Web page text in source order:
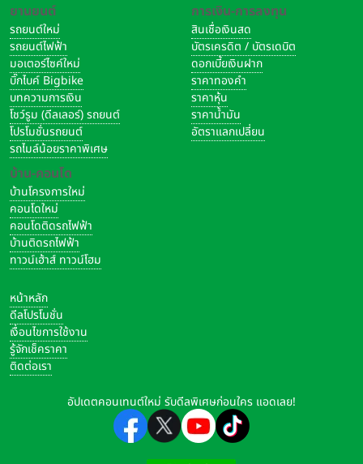
ยานยนต์
รถยนต์ใหม่
รถยนต์ไฟฟ้า
มอเตอร์ไซค์ใหม่
บิ๊กไบค์ Bigbike
บทความการเงิน
โชว์รูม (ดีลเลอร์) รถยนต์
โปรโมชั่นรถยนต์
รถไมล์น้อยราคาพิเศษ
บ้าน-คอนโด
บ้านโครงการใหม่
คอนโดใหม่
คอนโดติดรถไฟฟ้า
บ้านติดรถไฟฟ้า
ทาวน์เฮ้าส์ ทาวน์โฮม
การเงิน-การลงทุน
สินเชื่อเงินสด
บัตรเครดิต / บัตรเดบิต
ดอกเบี้ยเงินฝาก
ราคาทองคำ
ราคาหุ้น
ราคาน้ำมัน
อัตราแลกเปลี่ยน
หน้าหลัก
ดีลโปรโมชั่น
เงื่อนไขการใช้งาน
รู้จักเช็คราคา
ติดต่อเรา
อัปเดตคอนเทนต์ใหม่ รับดีลพิเศษก่อนใคร แอดเลย!